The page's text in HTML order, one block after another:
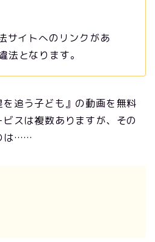
サイトへのリンクがあ
法となります。
追う子ども』の動画を無料
スは複数ありますが、その
は……